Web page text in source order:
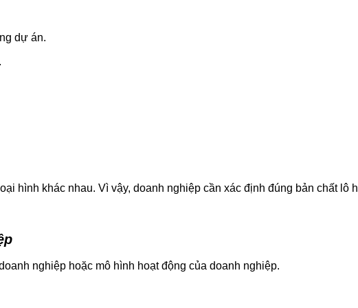
dự án.
hình khác nhau. Vì vậy, doanh nghiệp cần xác định đúng bản chất lô
nghiệp hoặc mô hình hoạt động của doanh nghiệp.